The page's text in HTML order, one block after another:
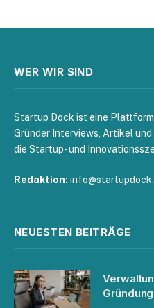
WER WIR SIND
Startup Dock ist eine
Gründer Interviews, Artikel
die Startup- und
Redaktion:
NEUESTEN BEITRÄGE